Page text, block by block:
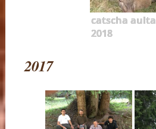
catscha aulta
2018
2017